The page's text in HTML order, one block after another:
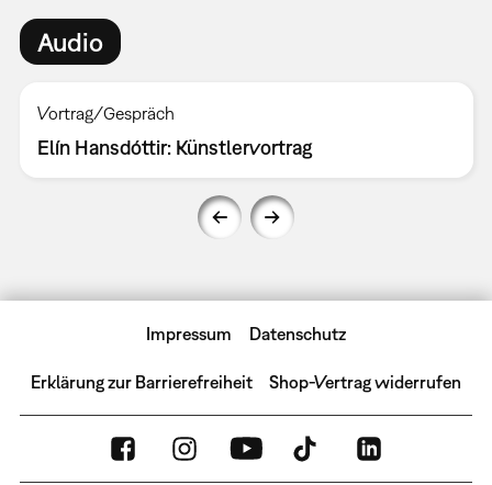
Audio
Vortrag/Gespräch
Elín Hansdóttir: Künstlervortrag
Impressum Datenschutz
Erklärung zur Barrierefreiheit Shop-Vertrag widerrufen